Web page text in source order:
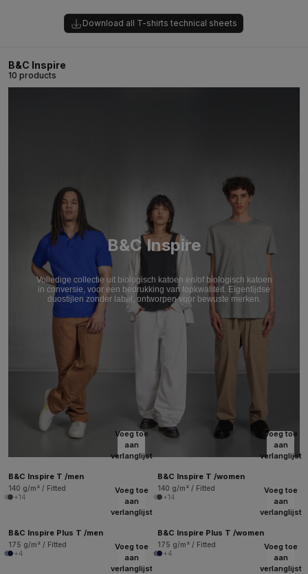
Download all T-shirts technical sheets
B&C Inspire
10 products
B&C Inspire
Volledige collectie uit biologisch katoen en/of biologisch katoen
in conversie, voor een bedrukking van topkwaliteit. Eigentijdse
duostijlen zonder label, ontworpen voor bewuste merken.
Voeg toe
aan
verlanglijst
B&C Inspire T /men
140 g/m² / Fitted
+14
Voeg toe
aan
verlanglijst
B&C Inspire T /women
140 g/m² / Fitted
+14
Voeg toe
aan
verlanglijst
B&C Inspire Plus T /men
175 g/m² / Fitted
+4
Voeg toe
aan
verlanglijst
B&C Inspire Plus T /women
175 g/m² / Fitted
+4
Voeg toe
aan
verlanglijst
Voeg toe
aan
verlanglijst